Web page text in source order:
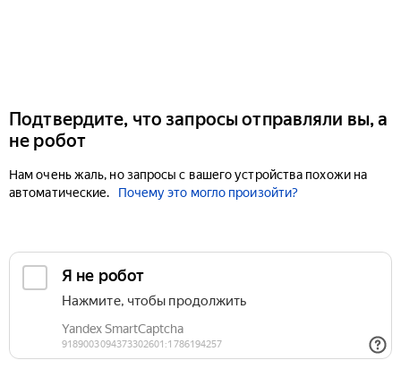
Подтвердите, что запросы отправляли вы, а
не робот
Нам очень жаль, но запросы с вашего устройства похожи на
автоматические.
Почему это могло произойти?